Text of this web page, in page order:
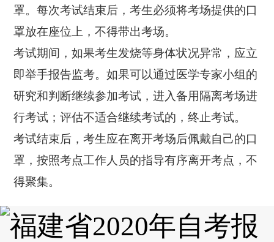
罩。每次考试结束后，考生必须将考场提供的口
罩放在座位上，不得带出考场。
考试期间，如果考生发烧等身体状况异常，应立
即举手报告监考。如果可以通过医学专家小组的
研究和判断继续参加考试，进入备用隔离考场进
行考试；评估不适合继续考试的，终止考试。
考试结束后，考生应在离开考场后佩戴自己的口
罩，按照考点工作人员的指导有序离开考点，不
得聚集。